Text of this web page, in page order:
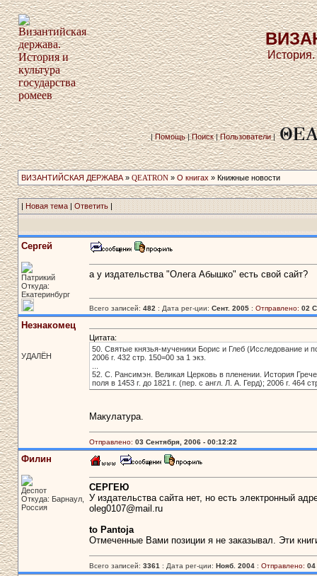
|Помощь|Поиск|Пользователи|
ВИЗАНТИЙСКАЯ ДЕРЖАВА» QEATRON» О книгах » Книжные новости
| Новая тема|Ответить|
Сергей
Патрикий
Откуда:
Екатеринбург
а у издательства "Олега Абышко" есть свой сайт?
Всего записей: 482 : Дата рег-ции: Сент. 2005: Отправлено: 02
Незнакомец
УДАЛЁН
Цитата:
50. Святые князья-мученики Борис и Глеб (Исследование и
2006 г. 432 стр. 150=00 за 1 экз.
52. С. Рансимэн. Великая Церковь в пленении. История
поля в 1453 г. до 1821 г. (пер. с англ. Л. А. Герд); 2006 г. 464
Макулатура.
Отправлено: 03 Сентября, 2006 - 00:12:22
Филин
Деспот
Откуда: Барнаул,
Россия
СЕРГЕЮ
У издательства сайта нет, но есть электронный
oleg0107@mail.ru
to Pantoja
Отмеченные Вами позиции я не заказывал. Эти
Всего записей: 3361 : Дата рег-ции: Нояб. 2004: Отправлено: 04